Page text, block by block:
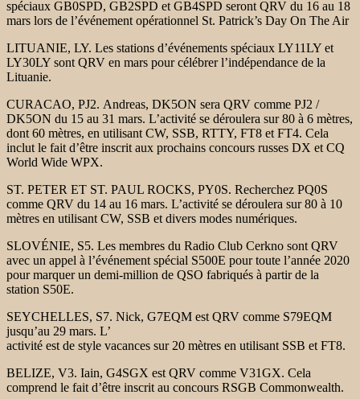
spéciaux GB0SPD, GB2SPD et GB4SPD seront QRV du 16 au 18
mars lors de l’événement opérationnel St. Patrick’s Day On The Air
LITUANIE, LY. Les stations d’événements spéciaux LY11LY et
LY30LY sont QRV en mars pour célébrer l’indépendance de la
Lituanie.
CURACAO, PJ2. Andreas, DK5ON sera QRV comme PJ2 /
DK5ON du 15 au 31 mars. L’activité se déroulera sur 80 à 6 mètres,
dont 60 mètres, en utilisant CW, SSB, RTTY, FT8 et FT4. Cela
inclut le fait d’être inscrit aux prochains concours russes DX et CQ
World Wide WPX.
ST. PETER ET ST. PAUL ROCKS, PY0S. Recherchez PQ0S
comme QRV du 14 au 16 mars. L’activité se déroulera sur 80 à 10
mètres en utilisant CW, SSB et divers modes numériques.
SLOVÉNIE, S5. Les membres du Radio Club Cerkno sont QRV
avec un appel à l’événement spécial S500E pour toute l’année 2020
pour marquer un demi-million de QSO fabriqués à partir de la
station S50E.
SEYCHELLES, S7. Nick, G7EQM est QRV comme S79EQM
jusqu’au 29 mars. L’
activité est de style vacances sur 20 mètres en utilisant SSB et FT8.
BELIZE, V3. Iain, G4SGX est QRV comme V31GX. Cela
comprend le fait d’être inscrit au concours RSGB Commonwealth.